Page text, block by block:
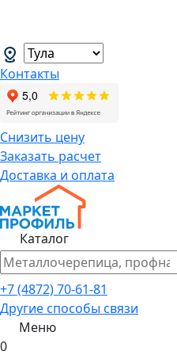
Контакты
Снизить цену
Заказать расчет
Доставка и оплата
Каталог
+7 (4872) 70-61-81
Другие способы связи
Меню
0